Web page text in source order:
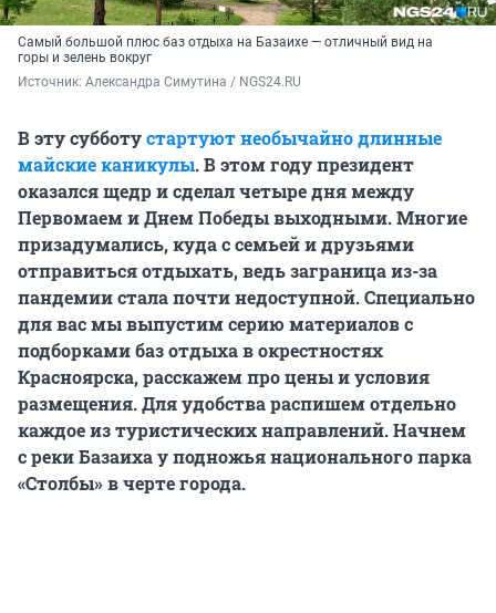
Самый большой плюс баз отдыха на Базаихе — отличный вид на
горы и зелень вокруг
Источник: Александра Симутина / NGS24.RU
В эту субботустартуют необычайно длинные
майские каникулы. В этом году президент
оказался щедр и сделал четыре дня между
Первомаем и Днем Победы выходными. Многие
призадумались, куда с семьей и друзьями
отправиться отдыхать, ведь заграница из-за
пандемии стала почти недоступной. Специально
для вас мы выпустим серию материалов с
подборками баз отдыха в окрестностях
Красноярска, расскажем про цены и условия
размещения. Для удобства распишем отдельно
каждое из туристических направлений. Начнем
с реки Базаиха у подножья национального парка
«Столбы» в черте города.